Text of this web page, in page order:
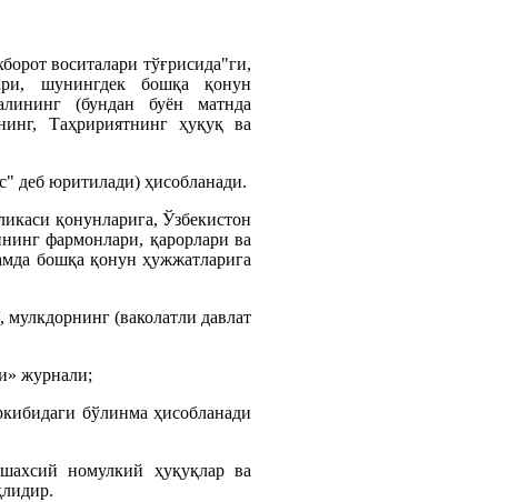
воситалари тўғрисида"ги,
шунингдек бошқа қонун
(бундан буён матнда
Таҳририятнинг ҳуқуқ ва
деб юритилади) ҳисобланади.
қонунларига, Ўзбекистон
фармонлари, қарорлари ва
бошқа қонун ҳужжатларига
(ваколатли давлат
журнали;
бўлинма ҳисобланади
номулкий ҳуқуқлар ва